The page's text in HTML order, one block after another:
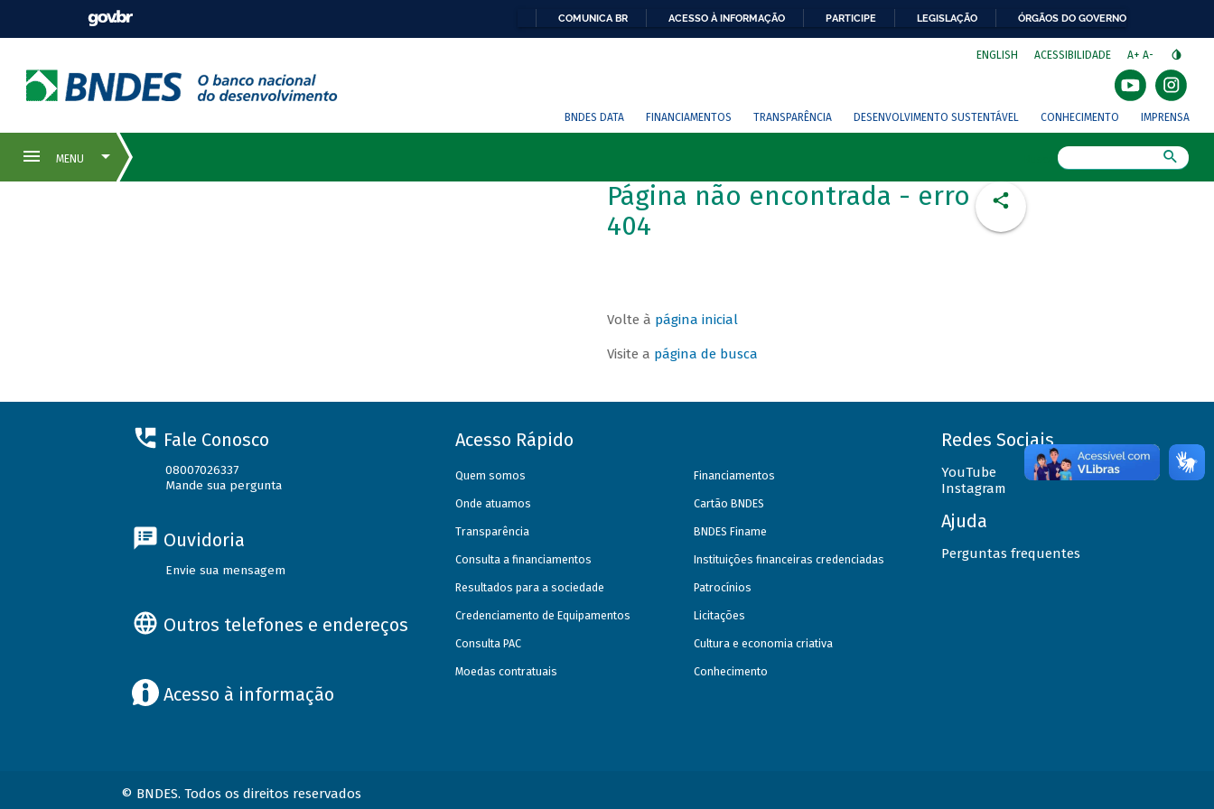
COMUNICA BR ACESSO À INFORMAÇÃO PARTICIPE LEGISLAÇÃO ÓRGÃOS DO GOVERNO
ENGLISH ACESSIBILIDADE A+ A-
BNDES DATA FINANCIAMENTOS TRANSPARÊNCIA DESENVOLVIMENTO SUSTENTÁVEL CONHECIMENTO IMPRENSA
Página não encontrada - erro
404
Volte à página inicial
Visite a página de busca
Fale Conosco
08007026337
Mande sua pergunta
Ouvidoria
Envie sua mensagem
Outros telefones e endereços
Acesso à informação
Acesso Rápido
Quem somos
Onde atuamos
Transparência
Consulta a financiamentos
Resultados para a sociedade
Credenciamento de Equipamentos
Consulta PAC
Moedas contratuais
Financiamentos
Cartão BNDES
BNDES Finame
Instituições financeiras credenciadas
Patrocínios
Licitações
Cultura e economia criativa
Conhecimento
Redes Sociais
YouTube
Instagram
Ajuda
Perguntas frequentes
© BNDES. Todos os direitos reservados